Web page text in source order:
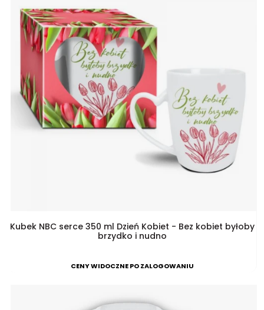
Kubek NBC serce 350 ml Dzień Kobiet - Bez kobiet byłoby
brzydko i nudno
CENY WIDOCZNE PO ZALOGOWANIU